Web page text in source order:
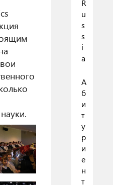
R
u
s
s
i
a
А
б
и
т
у
р
и
е
н
т